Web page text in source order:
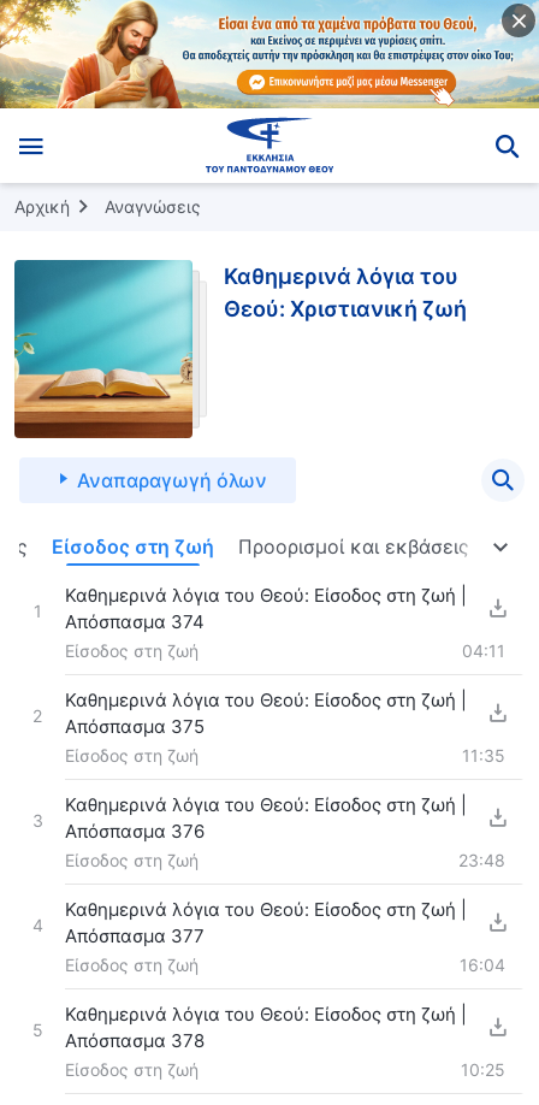
Αρχική Αναγνώσεις
Καθημερινά λόγια του
Θεού: Χριστιανική ζωή
Αναπαραγωγή όλων
Είσοδος στη ζωή Προορισμοί και εκβάσεις
1
Καθημερινά λόγια του Θεού: Είσοδος στη ζωή |
Απόσπασμα 374
Είσοδος στη ζωή 04:11
2
Καθημερινά λόγια του Θεού: Είσοδος στη ζωή |
Απόσπασμα 375
Είσοδος στη ζωή 11:35
3
Καθημερινά λόγια του Θεού: Είσοδος στη ζωή |
Απόσπασμα 376
Είσοδος στη ζωή 23:48
4
Καθημερινά λόγια του Θεού: Είσοδος στη ζωή |
Απόσπασμα 377
Είσοδος στη ζωή 16:04
5
Καθημερινά λόγια του Θεού: Είσοδος στη ζωή |
Απόσπασμα 378
Είσοδος στη ζωή 10:25